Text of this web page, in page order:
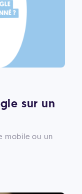
sur un
mobile ou un